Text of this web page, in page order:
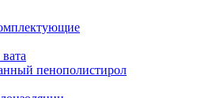
пенополистирол